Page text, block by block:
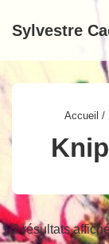
passer
contenu
Sylvestre
Accueil /
2 résultats